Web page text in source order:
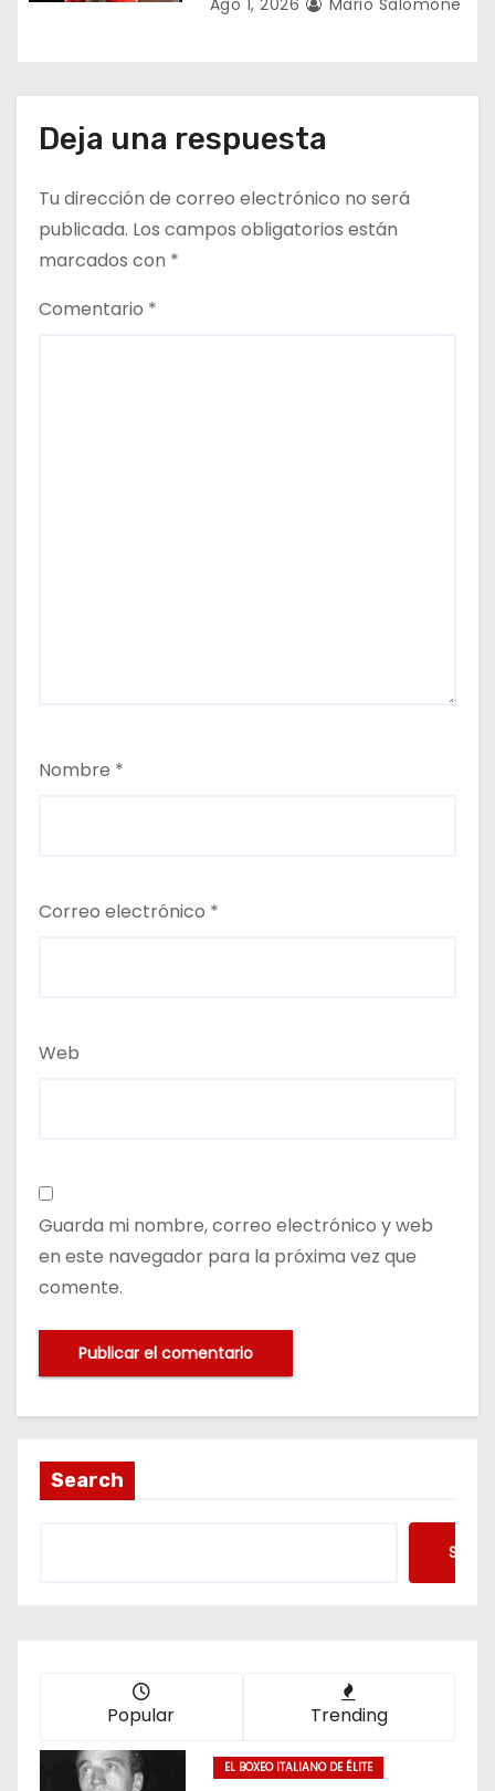
Deja una respuesta
Tu dirección de correo electrónico no será
publicada. Los campos obligatorios están
marcados con *
Comentario *
Nombre *
Correo electrónico *
Web
Guarda mi nombre, correo electrónico y web
en este navegador para la próxima vez que
comente.
Search
Popular Trending
EL BOXEO ITALIANO DE ÉLITE